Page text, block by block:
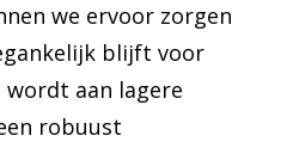
we ervoor zorgen
blijft voor
aan lagere
robuust